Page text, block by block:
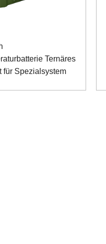
Ternäres
für Spezialsystem